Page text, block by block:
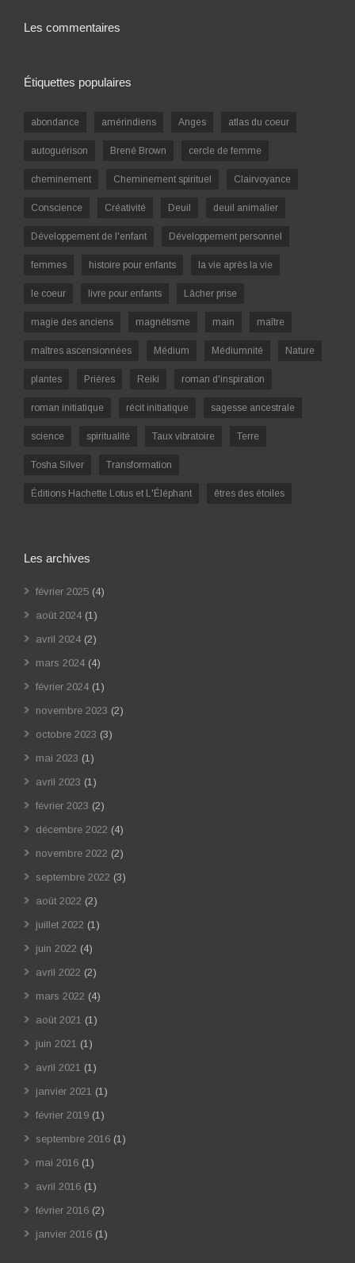
Les commentaires
Étiquettes populaires
abondance amérindiens Anges atlas du coeur
autoguérison Brené Brown cercle de femme
cheminement Cheminement spirituel Clairvoyance
Conscience Créativité Deuil deuil animalier
Développement de l'enfant Développement personnel
femmes histoire pour enfants la vie après la vie
le coeur livre pour enfants Lâcher prise
magie des anciens magnétisme main maître
maîtres ascensionnées Médium Médiumnité Nature
plantes Prières Reiki roman d'inspiration
roman initiatique récit initiatique sagesse ancestrale
science spiritualité Taux vibratoire Terre
Tosha Silver Transformation
Éditions Hachette Lotus et L'Éléphant êtres des étoiles
Les archives
février 2025 (4)
août 2024 (1)
avril 2024 (2)
mars 2024 (4)
février 2024 (1)
novembre 2023 (2)
octobre 2023 (3)
mai 2023 (1)
avril 2023 (1)
février 2023 (2)
décembre 2022 (4)
novembre 2022 (2)
septembre 2022 (3)
août 2022 (2)
juillet 2022 (1)
juin 2022 (4)
avril 2022 (2)
mars 2022 (4)
août 2021 (1)
juin 2021 (1)
avril 2021 (1)
janvier 2021 (1)
février 2019 (1)
septembre 2016 (1)
mai 2016 (1)
avril 2016 (1)
février 2016 (2)
janvier 2016 (1)